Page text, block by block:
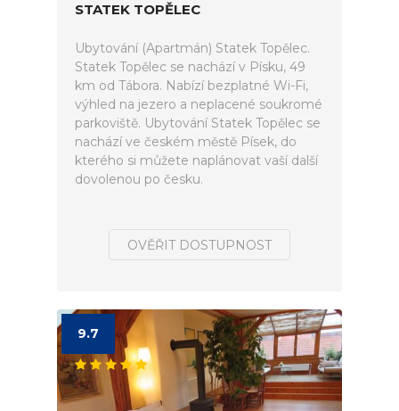
STATEK TOPĚLEC
Ubytování (Apartmán) Statek Topělec.
Statek Topělec se nachází v Písku, 49
km od Tábora. Nabízí bezplatné Wi-Fi,
výhled na jezero a neplacené soukromé
parkoviště. Ubytování Statek Topělec se
nachází ve českém městě Písek, do
kterého si můžete naplánovat vaší další
dovolenou po česku.
OVĚŘIT DOSTUPNOST
9.7